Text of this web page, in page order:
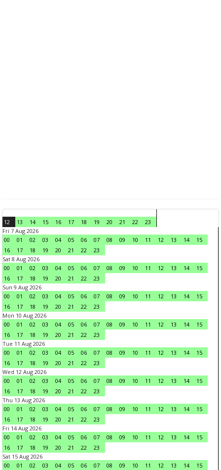
12 13 14 15 16 17 18 19 20 21 22
23
Fri 7 Aug 2026
00
01 02 03 04 05 06 07 08 09 10 11 12 13 14
15
16
17 18 19 20 21 22
23
Sat 8 Aug 2026
00
01 02 03 04 05 06 07 08 09 10 11 12 13 14
15
16
17 18 19 20 21 22
23
Sun 9 Aug 2026
00
01 02 03 04 05 06 07 08 09 10 11 12 13 14
15
16
17 18 19 20 21 22
23
Mon 10 Aug 2026
00
01 02 03 04 05 06 07 08 09 10 11 12 13 14
15
16
17 18 19 20 21 22
23
Tue 11 Aug 2026
00
01 02 03 04 05 06 07 08 09 10 11 12 13 14
15
16
17 18 19 20 21 22
23
Wed 12 Aug 2026
00
01 02 03 04 05 06 07 08 09 10 11 12 13 14
15
16
17 18 19 20 21 22
23
Thu 13 Aug 2026
00
01 02 03 04 05 06 07 08 09 10 11 12 13 14
15
16
17 18 19 20 21 22
23
Fri 14 Aug 2026
00
01 02 03 04 05 06 07 08 09 10 11 12 13 14
15
16
17 18 19 20 21 22
23
Sat 15 Aug 2026
00
01 02 03 04 05 06 07 08 09 10 11 12 13 14 15